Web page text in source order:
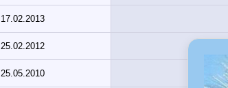
17.02.2013
25.02.2012
25.05.2010